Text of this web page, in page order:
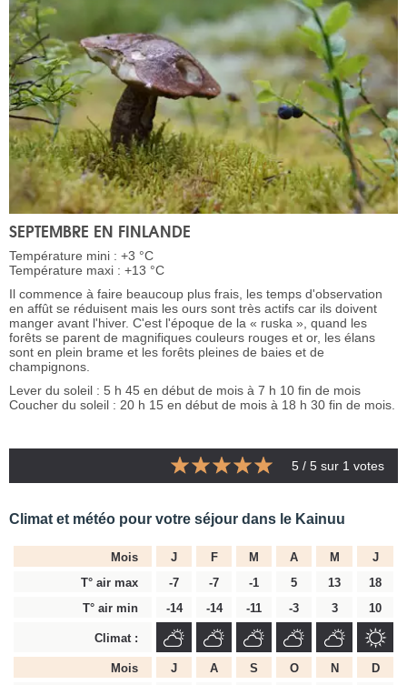
SEPTEMBRE EN FINLANDE
Température mini : +3 °C
Température maxi : +13 °C
Il commence à faire beaucoup plus frais, les temps d'observation
en affût se réduisent mais les ours sont très actifs car ils doivent
manger avant l'hiver. C'est l'époque de la « ruska », quand les
forêts se parent de magnifiques couleurs rouges et or, les élans
sont en plein brame et les forêts pleines de baies et de
champignons.
Lever du soleil : 5 h 45 en début de mois à 7 h 10 fin de mois
Coucher du soleil : 20 h 15 en début de mois à 18 h 30 fin de mois.
5 / 5 sur 1 votes
Climat et météo pour votre séjour dans le Kainuu
Mois J F M A M
J
T° air max
-7 -7 -1 5 13
18
T° air min
-14 -14 -11 -3 3 10
Climat :
Mois J A S O N
D